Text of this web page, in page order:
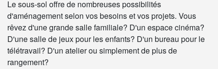
Le sous-sol offre de nombreuses possibilités
d'aménagement selon vos besoins et vos projets. Vous
rêvez d'une grande salle familiale? D'un espace cinéma?
D'une salle de jeux pour les enfants? D'un bureau pour le
télétravail? D'un atelier ou simplement de plus de
rangement?